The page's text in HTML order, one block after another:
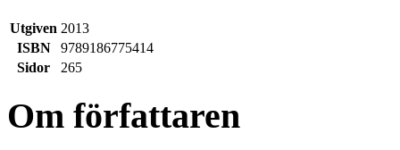
Utgiven 2013
ISBN
9789186775414
Sidor
265
Om författaren